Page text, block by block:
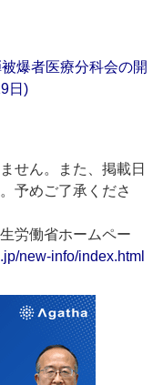
爆者医療分科会の開
日)
せん。また、掲載日
予めご了承くださ
労働省ホームペー
new-info/index.html